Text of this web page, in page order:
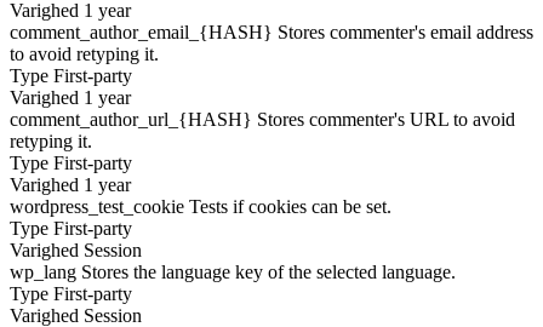
Varighed 1 year
comment_author_email_{HASH} Stores commenter's email address
to avoid retyping it.
Type First-party
Varighed 1 year
comment_author_url_{HASH} Stores commenter's URL to avoid
retyping it.
Type First-party
Varighed 1 year
wordpress_test_cookie Tests if cookies can be set.
Type First-party
Varighed Session
wp_lang Stores the language key of the selected language.
Type First-party
Varighed Session